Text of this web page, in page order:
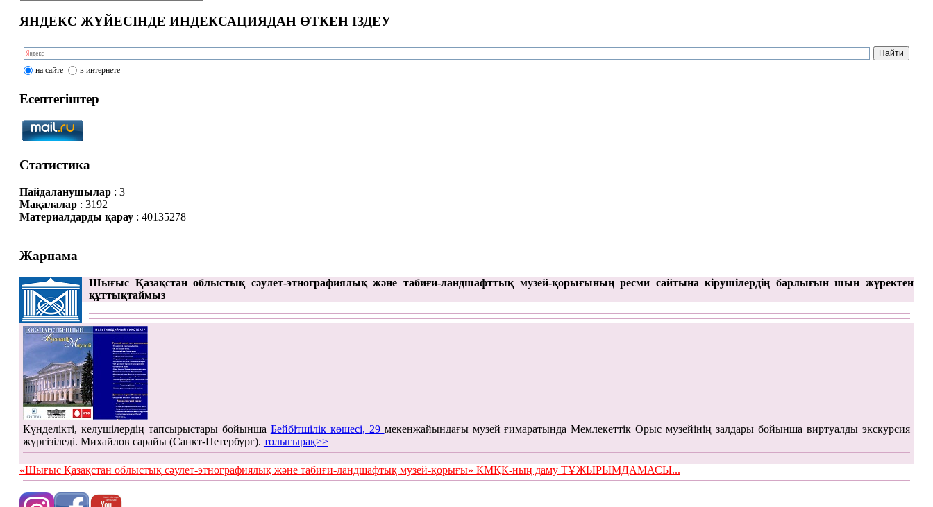
ЯНДЕКС ЖҮЙЕСІНДЕ ИНДЕКСАЦИЯДАН ӨТКЕН ІЗДЕУ
на сайте в интернете
Есептегіштер
Статистика
Пайдаланушылар: 3
Мақалалар: 3192
Материалдарды қарау: 40135278
Жарнама
Шығыс Қазақстан облыстық сәулет-этнографиялық және табиғи-ландшафттық музей-қорығының ресми сайтына кірушілердің барлығын шын жүректен
құттықтаймыз
Күнделікті, келушілердің тапсырыстары бойынша Бейбітшілік көшесі, 29 мекенжайындағы музей ғимаратында Мемлекеттік Орыс музейінің залдары бойынша виртуалды экскурсия
жүргізіледі. Михайлов сарайы (Санкт-Петербург). толығырақ>>
«Шығыс Қазақстан облыстық сәулет-этнографиялық және табиғи-ландшафтық музей-қорығы» КМҚК-ның даму ТҰЖЫРЫМДАМАСЫ...